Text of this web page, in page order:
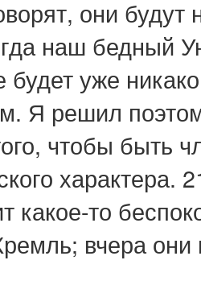
они будут
наш бедный
будет уже
Я решил
чтобы быть
характера.
какое-то
вчера